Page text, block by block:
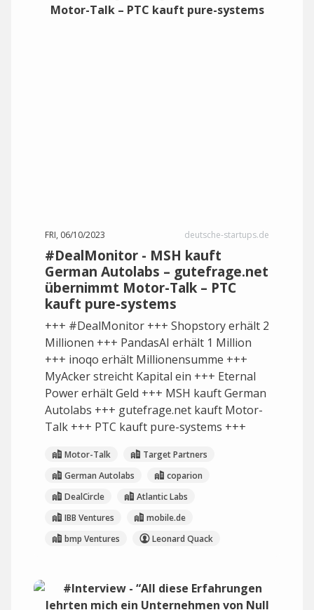
FRI, 06/10/2023 deutsche-startups.de
#DealMonitor - MSH kauft
German Autolabs – gutefrage.net
übernimmt Motor-Talk – PTC
kauft pure-systems
+++ #DealMonitor +++ Shopstory erhält 2
Millionen +++ PandasAI erhält 1 Million
+++ inoqo erhält Millionensumme +++
MyAcker streicht Kapital ein +++ Eternal
Power erhält Geld +++ MSH kauft German
Autolabs +++ gutefrage.net kauft Motor-
Talk +++ PTC kauft pure-systems +++
Motor-Talk
Target Partners
German Autolabs
coparion
DealCircle
Atlantic Labs
IBB Ventures
mobile.de
bmp Ventures
Leonard Quack